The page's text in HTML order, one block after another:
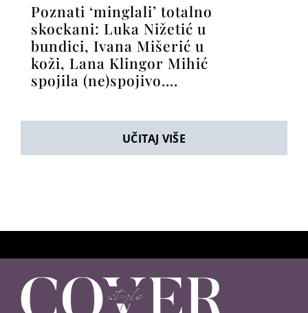
Poznati ‘minglali’ totalno
skockani: Luka Nižetić u
bundici, Ivana Mišerić u
koži, Lana Klingor Mihić
spojila (ne)spojivo….
UČITAJ VIŠE